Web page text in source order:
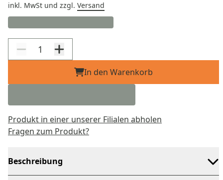
inkl. MwSt und zzgl. Versand
In den Warenkorb
Produkt in einer unserer Filialen abholen
Fragen zum Produkt?
Beschreibung